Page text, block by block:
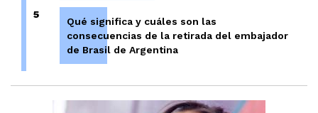
5
Qué significa y cuáles son las
consecuencias de la retirada del embajador
de Brasil de Argentina